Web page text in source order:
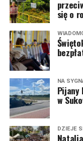
się o
NA
Pijany
w
DZIEJE